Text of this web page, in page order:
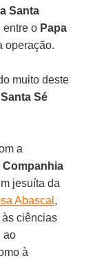
Santa
entre o Papa
operação.
muito deste
Santa Sé
a
Companhia
jesuíta da
Abascal ,
às ciências
ao
à